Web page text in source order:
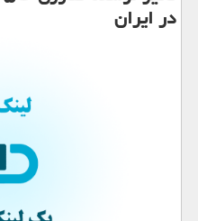
در ایران